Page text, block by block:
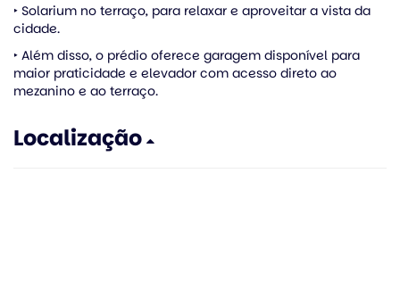
‣ Solarium no terraço, para relaxar e aproveitar a vista da
cidade.
‣ Além disso, o prédio oferece garagem disponível para
maior praticidade e elevador com acesso direto ao
mezanino e ao terraço.
Localização